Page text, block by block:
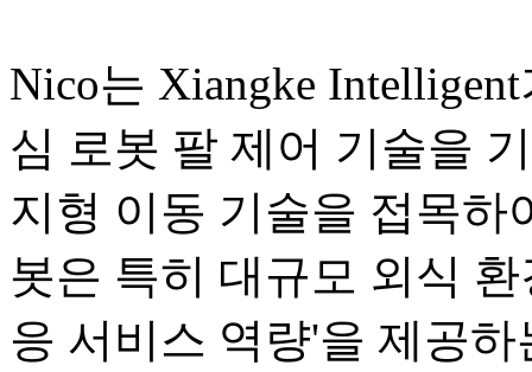
Nico는 Xiangke
심 로봇 팔 제어 기술을
지형 이동 기술을 접목하
봇은 특히 대규모 외식
응 서비스 역량'을 제공